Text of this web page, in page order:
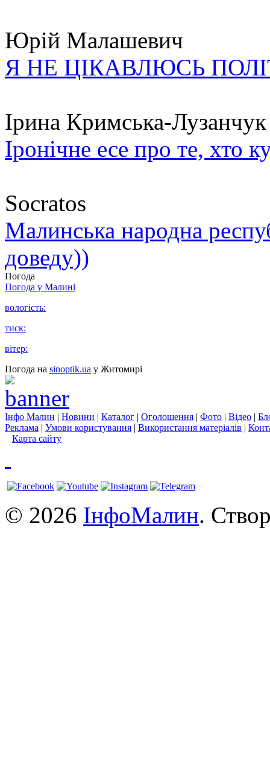
Юрій Малашевич
Я НЕ ЦІКАВЛЮСЬ
Ірина Кримська-Лузанчук
Іронічне есе про те, хто
Socratos
Малинська народна
доведу))
Погода
Погода у Малині
вологість:
тиск:
вітер:
Погода на sinoptik.ua у Житомирі
Інфо Малин | Новини | Каталог | Оголошення | Фото | Відео |
Реклама | Умови користування | Використання матеріалів |
Карта сайту
© 2026 ІнфоМалин.